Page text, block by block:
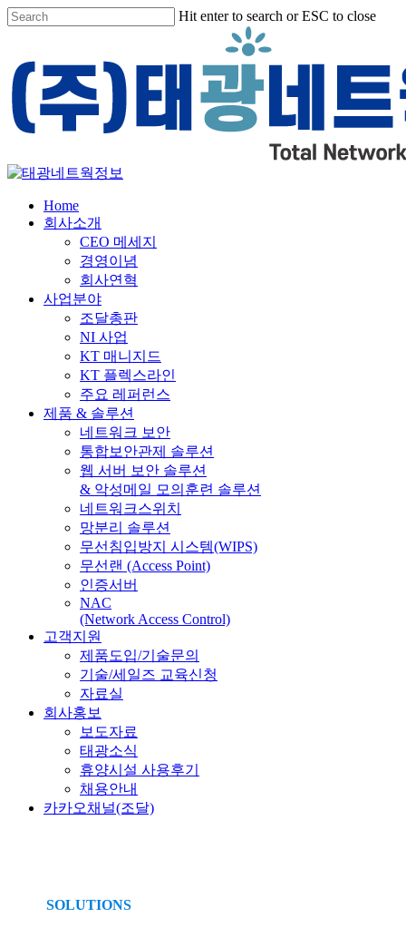
Skip
to
content
Hit enter to search or ESC to close
Menu
Home
회사소개
CEO 메세지
경영이념
회사연혁
사업분야
조달총판
NI 사업
KT 매니지드
KT 플렉스라인
주요 레퍼런스
제품 & 솔루션
네트워크 보안
통합보안관제 솔루션
웹 서버 보안 솔루션
& 악성메일 모의훈련 솔루션
네트워크스위치
망분리 솔루션
무선침입방지 시스템(WIPS)
무선랜 (Access Point)
인증서버
NAC
(Network Access Control)
고객지원
제품도입/기술문의
기술/세일즈 교육신청
자료실
회사홍보
보도자료
태광소식
휴양시설 사용후기
채용안내
카카오채널(조달)
SOLUTIONS